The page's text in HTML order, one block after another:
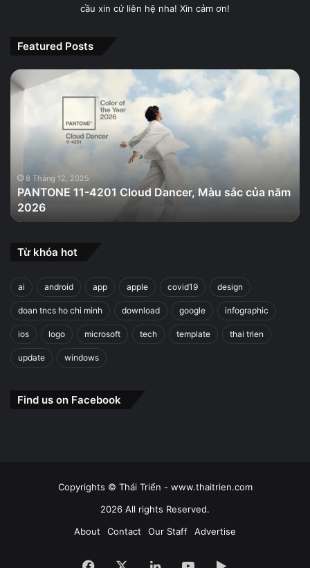
cầu xin cứ liên hệ nha! Xin cảm ơn!
Featured Posts
PANTONE
11-
Màu
của
năm
2026
8 Tháng 12, 2025
PANTONE 11-4201 Cloud Dancer, Màu sắc của năm
2026
Từ khóa hot
ai android app apple covid19 design
doan tncs ho chi minh download google infographic
ios logo microsoft tech template thai trien
update windows
Find us on Facebook
Copyrights © Thái Triển - www.thaitrien.com
2026 All rights Reserved.
About
Contact Our Staff Advertise
Facebook LinkedInYouTubeGoogle